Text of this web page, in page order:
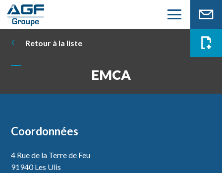
Retour à la liste
EMCA
Coordonnées
4 Rue de la Terre de Feu
91940 Les Ulis